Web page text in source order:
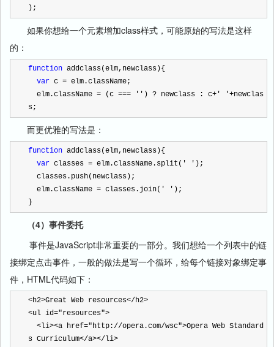
);
如果你想给一个元素增加class样式，可能原始的写法是这样
的：
function addclass(elm,newclass){
var c = elm.className;
  elm.className
= (c === '' ) ? newclass : c+ ' '+newclas
s;
而更优雅的写法是：
function addclass(elm,newclass){
var classes = elm.className.split( ' ' );
  classes.push(newclass);
  elm.className
= classes.join( ' ' );
}
（4）事件委托
事件是JavaScript非常重要的一部分。我们想给一个列表中的链
接绑定点击事件，一般的做法是写一个循环，给每个链接对象绑定事
件， HTML代码如下：
<h2>Great Web resources</h2>
<ul id="resources">
<li><a href="http://opera.com/wsc">Opera Web Standard
s Curriculum</a></ li>